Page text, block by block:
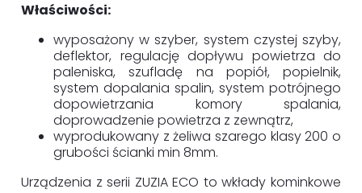
Właściwości:
wyposażony w szyber, system czystej szyby,
deflektor, regulację dopływu powietrza do
paleniska, szufladę na popiół, popielnik,
system dopalania spalin, system potrójnego
dopowietrzania komory spalania,
doprowadzenie powietrza z zewnątrz,
wyprodukowany z żeliwa szarego klasy 200 o
grubości ścianki min 8mm.
Urządzenia z serii ZUZIA ECO to wkłady kominkowe